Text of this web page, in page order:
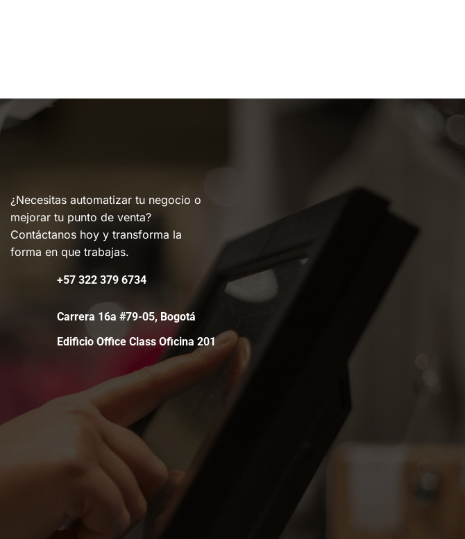
¿Necesitas automatizar tu negocio o
mejorar tu punto de venta?
Contáctanos hoy y transforma la
forma en que trabajas.
+57 322 379 6734
Carrera 16a #79-05, Bogotá
Edificio Office Class Oficina 201